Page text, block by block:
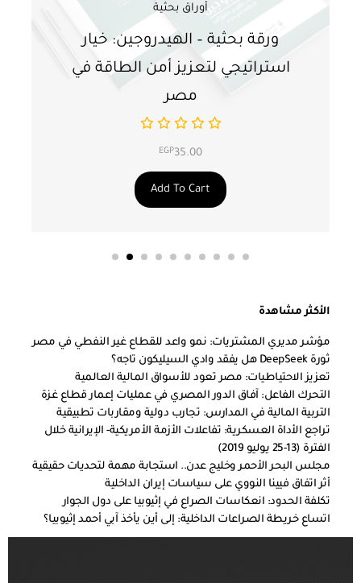
أوراق بحثية
ورقة بحثية – الهيدروجين: خيار
استراتيجي لتعزيز أمن الطاقة في
مصر
EGP35.00
Add To Cart
الأكثر مشاهدة
مؤشر مديري المشتريات: نمو واعد للقطاع غير النفطي في مصر
ثورة DeepSeek هل يفقد وادي السيليكون تاجه؟
تعزيز الاحتياطيات: مصر تعود للأسواق المالية العالمية
التحرك الفاعل: آفاق الدور المصري في عمليات إعمار قطاع غزة
التربية المالية في المدارس: تجارب دولية ومقاربات تطبيقية
تراجع الأداة العسكرية: تفاعلات الأزمة الأمريكية- الإيرانية خلال
الفترة (13-25 يوليو 2019)
مجلس البحر الأحمر وخليج عدن.. استجابة مهمة لتحديات حقيقية
أثر اتفاق فيينا النووي على سياسات إيران الداخلية
تكلفة الحدود: انعكاسات الصراع في إثيوبيا على دول الجوار
اتساع خريطة الصراعات الداخلية: إلى أين يأخذ آبي أحمد إثيوبيا؟